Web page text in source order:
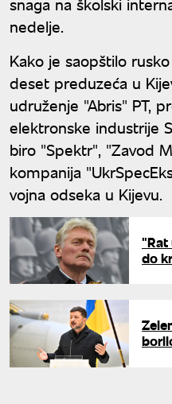
nedelje.
Kako je saopštilo
deset preduzeća u
udruženje "Abris" PT,
elektronske industrije
biro "Spektr", "Zavod
kompanija
vojna odseka u Kijevu.
"Rat
do